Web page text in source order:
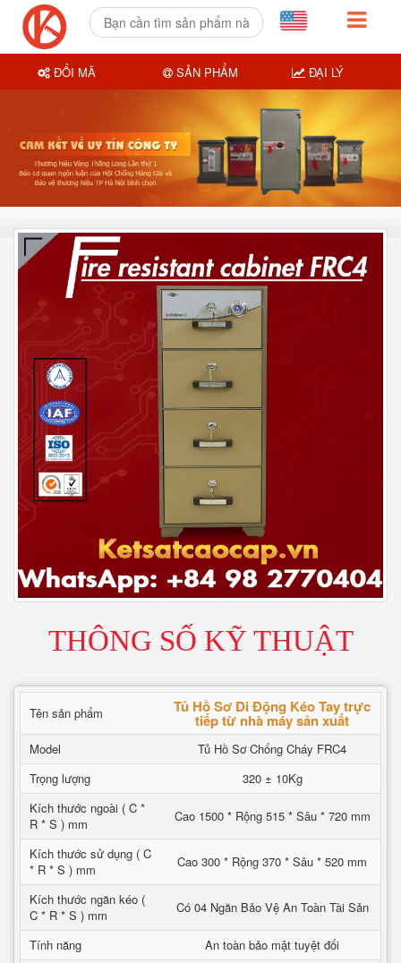
THÔNG SỐ KỸ THUẬT
Tên sản phẩm Tủ Hồ Sơ Di Động Kéo Tay trực
tiếp từ nhà máy sản xuất
Model
Tủ Hồ Sơ Chống Cháy FRC4
Trọng lượng
320 ± 10Kg
Kích thước ngoài ( C *
R * S ) mm
Cao 1500 * Rộng 515 * Sâu * 720 mm
Kích thước sử dụng ( C
* R * S ) mm
Cao 300 * Rộng 370 * Sâu * 520 mm
Kích thước ngăn kéo (
C * R * S ) mm
Có 04 Ngăn Bảo Vệ An Toàn Tài Sản
Tính năng
An toàn bảo mật tuyệt đối
ĐỔI MÃ SẢN PHẨM ĐẠI LÝ